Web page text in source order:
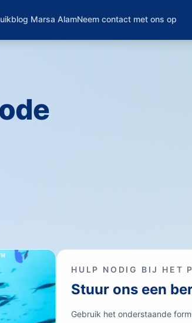
Marsa AlamNeem contact met ons op
HULP NODIG BIJ HET
Stuur ons een
Gebruik het onderstaande